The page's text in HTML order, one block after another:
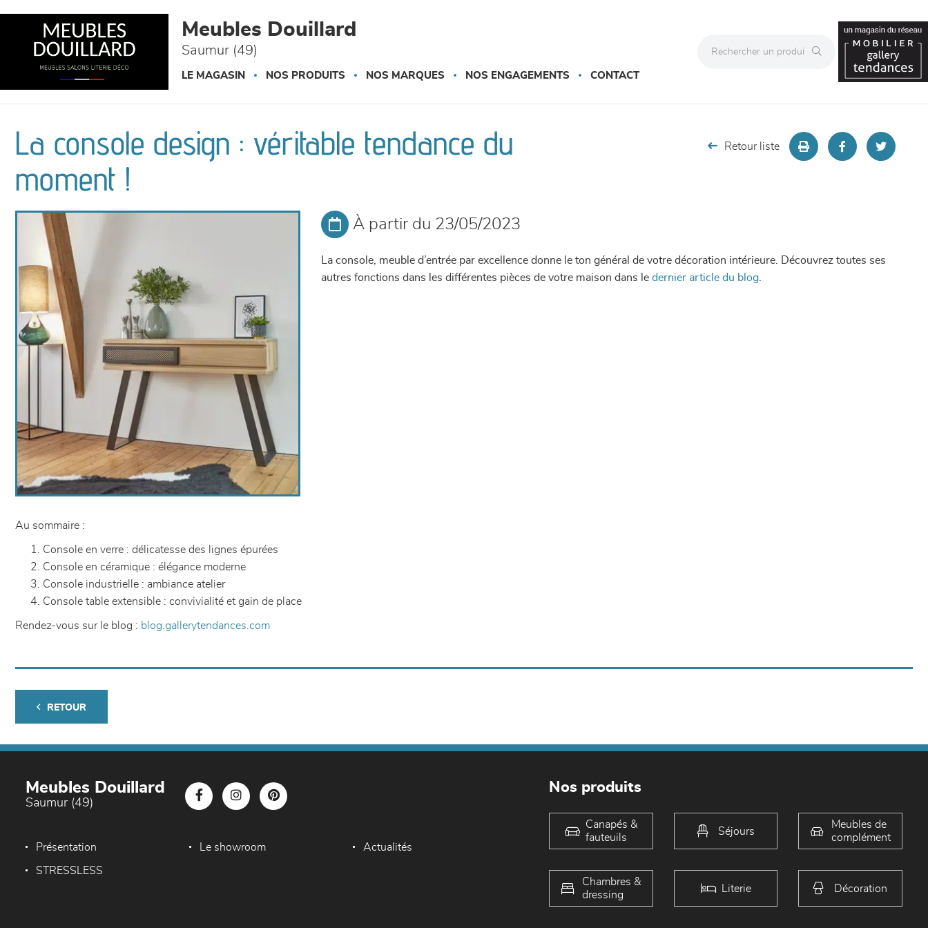
Meubles Douillard
Saumur (49)
LE MAGASIN NOS PRODUITS NOS MARQUES NOS ENGAGEMENTS CONTACT
La console design : véritable tendance du
moment !
Retour liste
À partir du 23/05/2023
La console, meuble d’entrée par excellence donne le ton général de votre décoration intérieure. Découvrez toutes ses
autres fonctions dans les différentes pièces de votre maison dans ledernier article du blog
Au sommaire :
Console en verre : délicatesse des lignes épurées
Console en céramique : élégance moderne
Console industrielle : ambiance atelier
Console table extensible : convivialité et gain de place
Rendez-vous sur le blog : blog.gallerytendances.com
RETOUR
Meubles Douillard
Saumur (49)
Présentation Le showroom Actualités
STRESSLESS
Nos produits
Canapés &
fauteuils
Séjours
Meubles de
complément
Chambres &
dressing
Literie Décoration